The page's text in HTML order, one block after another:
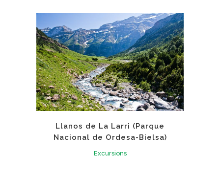
Llanos de La Larri (Parque
Nacional de Ordesa-Bielsa)
Excursions